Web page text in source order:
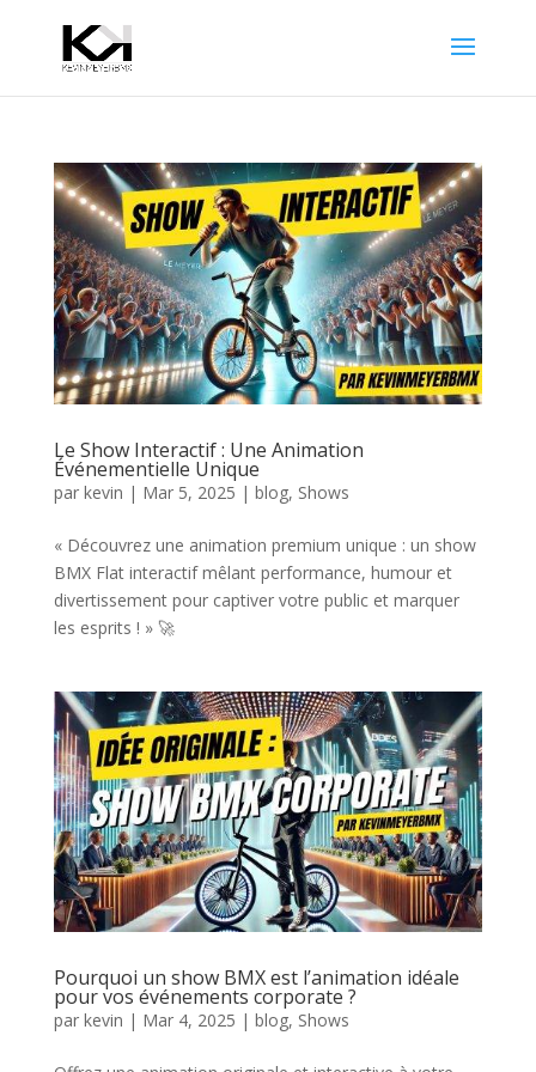
Le Show Interactif : Une Animation
Événementielle Unique
par kevin | Mar 5, 2025 | blog, Shows
« Découvrez une animation premium unique : un show
BMX Flat interactif mêlant performance, humour et
divertissement pour captiver votre public et marquer
les esprits ! » 🚀
Pourquoi un show BMX est l’animation idéale
pour vos événements corporate ?
par kevin | Mar 4, 2025 | blog, Shows